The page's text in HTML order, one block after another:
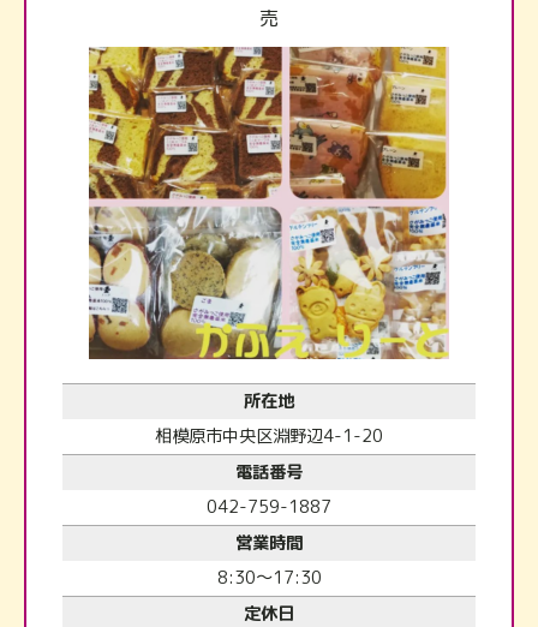
売
所在地
相模原市中央区淵野辺4-1-20
電話番号
042-759-1887
営業時間
8:30～17:30
定休日